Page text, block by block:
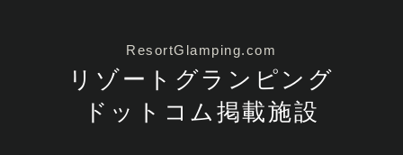
ResortGlamping.com
リゾートグランピング
ドットコム掲載施設